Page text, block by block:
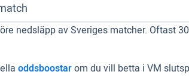
nedsläpp av Sveriges matcher. Oftast
oddsboostarom du vill betta i VM